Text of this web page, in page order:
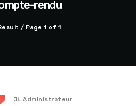
Accéder
rendu
/ Page 1 of 1
JL.Administrateur